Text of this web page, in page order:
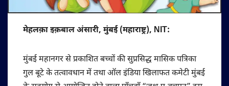
मेहलक़ा इक़बाल अंसारी, मुंबई (महाराष्ट्र), NIT:
मुंबई महानगर से प्रकाशित बच्चों की सुप्रसिद्ध मासिक पत्रिका
गुल बूटे के तत्वावधान में तथा ऑल इंडिया खिलाफत कमेटी मुंबई